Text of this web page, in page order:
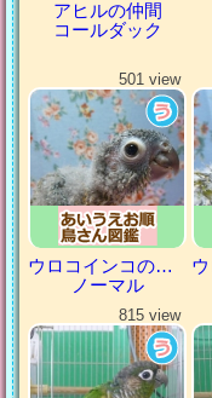
アヒルの仲間
コールダック
501 view
ウロコインコの仲間
ノーマル
815 view